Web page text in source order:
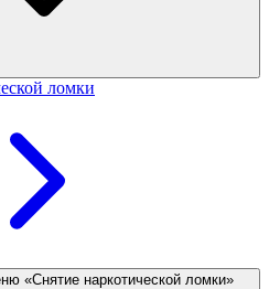
ломки
«Снятие наркотической ломки»